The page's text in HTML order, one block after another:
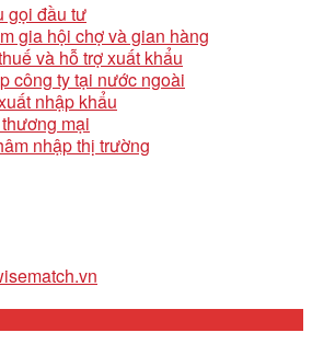
gọi đầu tư
gia hội chợ và gian hàng
và hỗ trợ xuất khẩu
công ty tại nước ngoài
nhập khẩu
mại
nhập thị trường